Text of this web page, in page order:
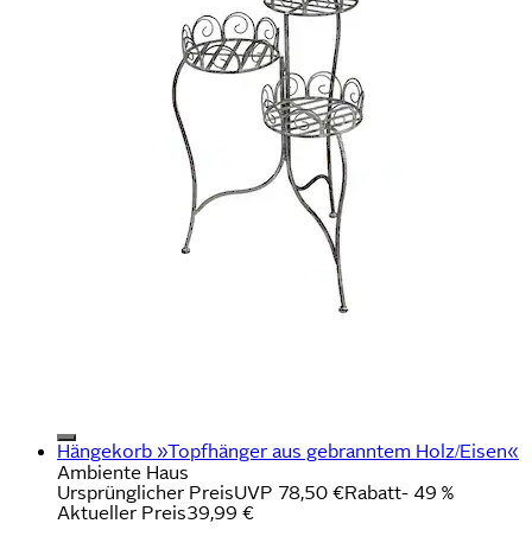
Hängekorb »Topfhänger aus gebranntem Holz/Eisen«
Ambiente Haus
Ursprünglicher PreisUVP 78,50 €Rabatt- 49 %
Aktueller Preis39,99 €